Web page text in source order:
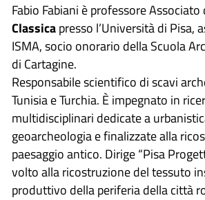
Fabio Fabiani è professore Associato
Classicapresso l’Università di Pisa,
ISMA, socio onorario della Scuola
di Cartagine.
Responsabile scientifico di scavi
Tunisia e Turchia. È impegnato in
multidisciplinari dedicate a
geoarcheologia e finalizzate alla
paesaggio antico. Dirige “Pisa
volto alla ricostruzione del tessuto
produttivo della periferia della città